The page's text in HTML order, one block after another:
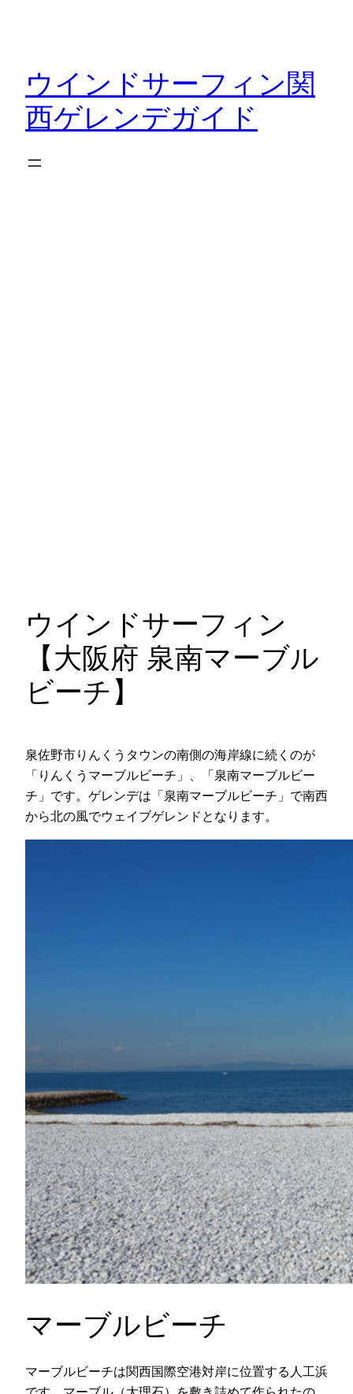
ウインドサーフィン関
西ゲレンデガイド
ウインドサーフィン
【大阪府 泉南マーブル
ビーチ】
泉佐野市りんくうタウンの南側の海岸線に続くのが
「りんくうマーブルビーチ」、「泉南マーブルビー
チ」です。ゲレンデは「泉南マーブルビーチ」で南西
から北の風でウェイブゲレンドとなります。
マーブルビーチ
マーブルビーチは関西国際空港対岸に位置する人工浜